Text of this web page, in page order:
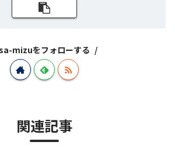
mizuをフォローする
関連記事